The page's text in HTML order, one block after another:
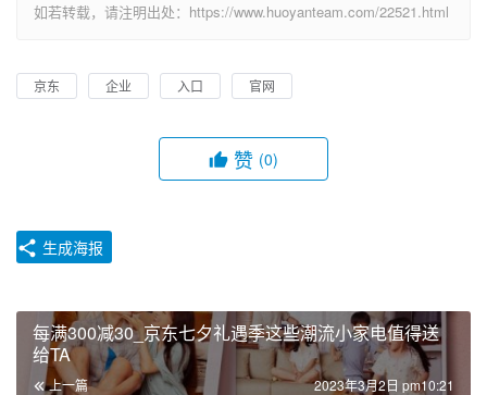
如若转载，请注明出处：https://www.huoyanteam.com/22521.html
京东 企业 入口 官网
赞 (0)
生成海报
每满300减30_京东七夕礼遇季这些潮流小家电值得送
给TA
上一篇 2023年3月2日 pm10:21